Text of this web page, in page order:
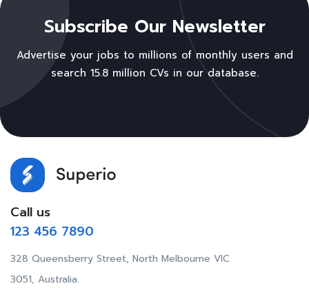
Subscribe Our Newsletter
Advertise your jobs to millions of monthly users and
search 15.8 million CVs in our database.
Call us
123 456 7890
328 Queensberry Street, North Melbourne VIC
3051, Australia.